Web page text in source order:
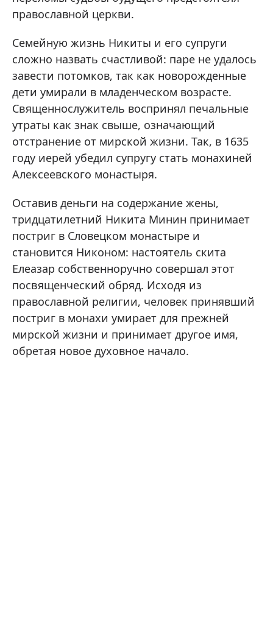
православной церкви.
Семейную жизнь Никиты и его супруги
сложно назвать счастливой: паре не удалось
завести потомков, так как новорожденные
дети умирали в младенческом возрасте.
Священнослужитель воспринял печальные
утраты как знак свыше, означающий
отстранение от мирской жизни. Так, в 1635
году иерей убедил супругу стать монахиней
Алексеевского монастыря.
Оставив деньги на содержание жены,
тридцатилетний Никита Минин принимает
постриг в Словецком монастыре и
становится Никоном: настоятель скита
Елеазар собственноручно совершал этот
посвященческий обряд. Исходя из
православной религии, человек принявший
постриг в монахи умирает для прежней
мирской жизни и принимает другое имя,
обретая новое духовное начало.